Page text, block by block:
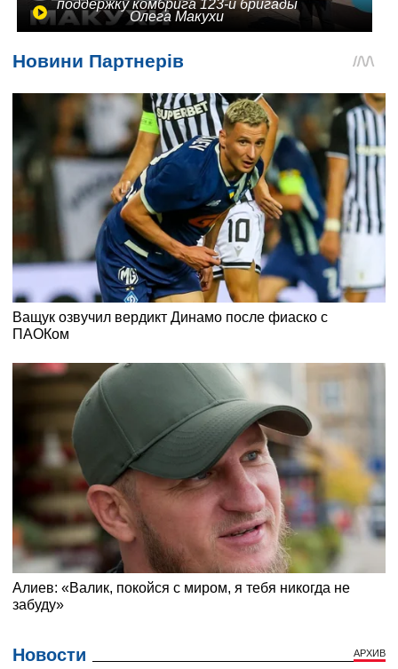
поддержку комбрига 123-й бригады
Олега Макухи
Новости АРХИВ